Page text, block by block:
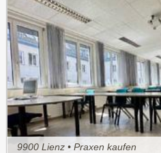
9900 Lienz • Praxen kaufen